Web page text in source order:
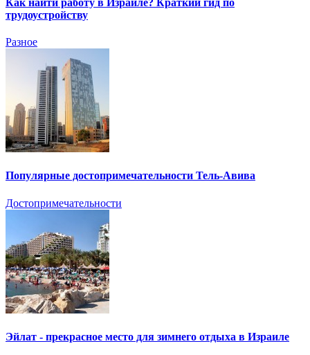
Как найти работу в Израиле? Краткий гид по
трудоустройству
Разное
Популярные достопримечательности Тель-Авива
Достопримечательности
Эйлат - прекрасное место для зимнего отдыха в Израиле